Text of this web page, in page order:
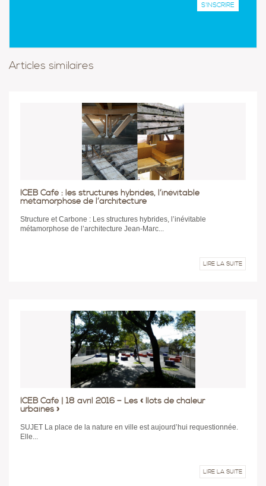
Articles similaires
ICEB Café : les structures hybrides, l’inévitable
métamorphose de l’architecture
Structure et Carbone : Les structures hybrides, l’inévitable
métamorphose de l’architecture Jean-Marc...
LIRE LA SUITE
ICEB Café | 18 avril 2016 – Les « Ilots de chaleur
urbaines »
SUJET La place de la nature en ville est aujourd’hui requestionnée.
Elle...
LIRE LA SUITE